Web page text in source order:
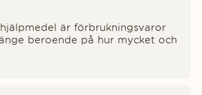
är förbrukningsvaror
beroende på hur mycket och